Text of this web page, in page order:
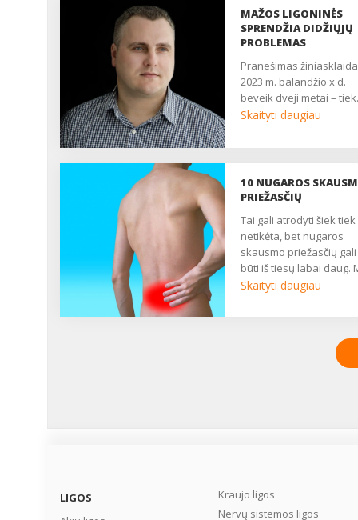
MAŽOS LIGONINĖS
SPRENDŽIA DIDŽIŲJŲ
PROBLEMAS
pranešimas žiniasklaidai,
2023 m. balandžio x d.
beveik dveji metai –
Skaityti daugiau
10 NUGAROS
PRIEŽASČIŲ
Tai gali atrodyti šiek tiek
netikėta, bet nugaros
skausmo priežasčių gali
būti iš tiesų labai daug.
dalinamės dešimtimi
Galbūt kai kurios iš jų
Skaityti daugiau
LIGOS
Kraujo ligos
Nervų sistemos ligos